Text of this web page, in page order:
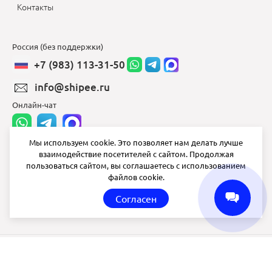
Контакты
Россия (без поддержки)
+7 (983) 113-31-50
info@shipee.ru
Онлайн-чат
info@shipee.ru
СБ ВС выходной
Мы используем cookie. Это позволяет нам делать лучше
взаимодействие посетителей с сайтом. Продолжая
пользоваться сайтом, вы соглашаетесь с использованием
файлов cookie.
Согласен